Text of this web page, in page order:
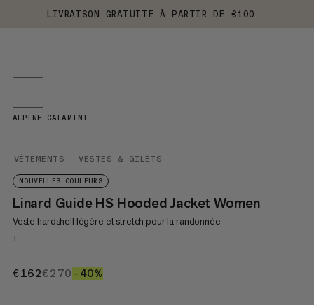
LIVRAISON GRATUITE À PARTIR DE €100
VÊTEMENTS VESTES & GILETS
NOUVELLES COULEURS
Linard Guide HS Hooded Jacket Women
Veste hardshell légère et stretch pour la randonnée
+
€162€162
€270€270
–40%
ALPINE CALAMINT